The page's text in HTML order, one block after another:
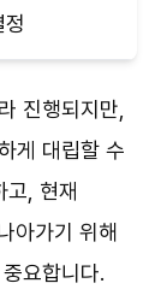
진행되지만,
게 대립할 수
고, 현재
아가기 위해
요합니다.